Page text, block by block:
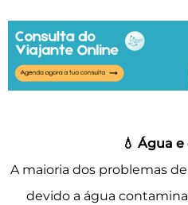
💧 Água
A maioria dos problemas
devido a água